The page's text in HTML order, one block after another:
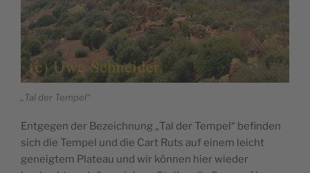
„Tal der Tempel“
Entgegen der Bezeichnung „Tal der Tempel“ befinden
sich die Tempel und die Cart Ruts auf einem leicht
geneigtem Plateau und wir können hier wieder